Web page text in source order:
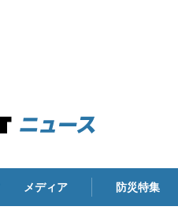
メディア 防災特集